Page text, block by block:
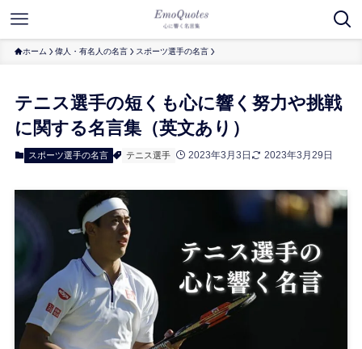
ホーム 偉人・有名人の名言 スポーツ選手の名言
テニス選手の短くも心に響く努力や挑戦
に関する名言集（英文あり）
スポーツ選手の名言 テニス選手 2023年3月3日 2023年3月29日